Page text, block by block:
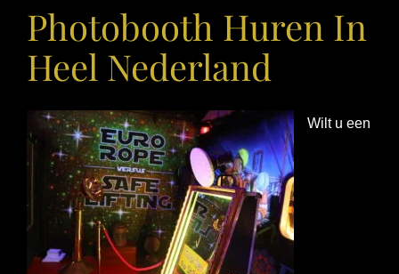
Photobooth Huren In
Heel Nederland
Wilt u een